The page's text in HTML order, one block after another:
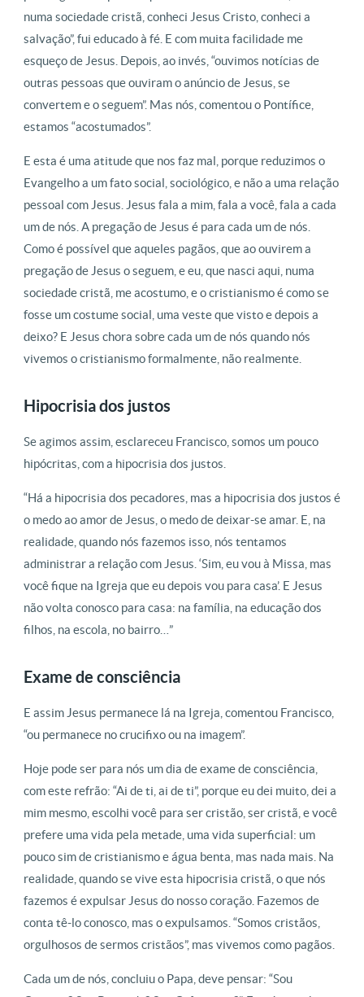
numa sociedade cristã, conheci Jesus Cristo, conheci a
salvação”, fui educado à fé. E com muita facilidade me
esqueço de Jesus. Depois, ao invés, “ouvimos notícias de
outras pessoas que ouviram o anúncio de Jesus, se
convertem e o seguem”. Mas nós, comentou o Pontífice,
estamos “acostumados”.
E esta é uma atitude que nos faz mal, porque reduzimos o
Evangelho a um fato social, sociológico, e não a uma relação
pessoal com Jesus. Jesus fala a mim, fala a você, fala a cada
um de nós. A pregação de Jesus é para cada um de nós.
Como é possível que aqueles pagãos, que ao ouvirem a
pregação de Jesus o seguem, e eu, que nasci aqui, numa
sociedade cristã, me acostumo, e o cristianismo é como se
fosse um costume social, uma veste que visto e depois a
deixo? E Jesus chora sobre cada um de nós quando nós
vivemos o cristianismo formalmente, não realmente.
Hipocrisia dos justos
Se agimos assim, esclareceu Francisco, somos um pouco
hipócritas, com a hipocrisia dos justos.
“Há a hipocrisia dos pecadores, mas a hipocrisia dos justos é
o medo ao amor de Jesus, o medo de deixar-se amar. E, na
realidade, quando nós fazemos isso, nós tentamos
administrar a relação com Jesus. ‘Sim, eu vou à Missa, mas
você fique na Igreja que eu depois vou para casa’. E Jesus
não volta conosco para casa: na família, na educação dos
filhos, na escola, no bairro…”
Exame de consciência
E assim Jesus permanece lá na Igreja, comentou Francisco,
“ou permanece no crucifixo ou na imagem”.
Hoje pode ser para nós um dia de exame de consciência,
com este refrão: “Ai de ti, ai de ti”, porque eu dei muito, dei a
mim mesmo, escolhi você para ser cristão, ser cristã, e você
prefere uma vida pela metade, uma vida superficial: um
pouco sim de cristianismo e água benta, mas nada mais. Na
realidade, quando se vive esta hipocrisia cristã, o que nós
fazemos é expulsar Jesus do nosso coração. Fazemos de
conta tê-lo conosco, mas o expulsamos. “Somos cristãos,
orgulhosos de sermos cristãos”, mas vivemos como pagãos.
Cada um de nós, concluiu o Papa, deve pensar: “Sou